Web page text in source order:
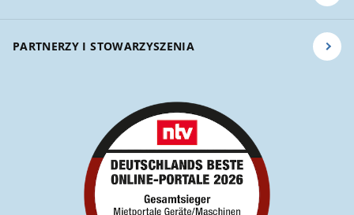
PARTNERZY I STOWARZYSZENIA